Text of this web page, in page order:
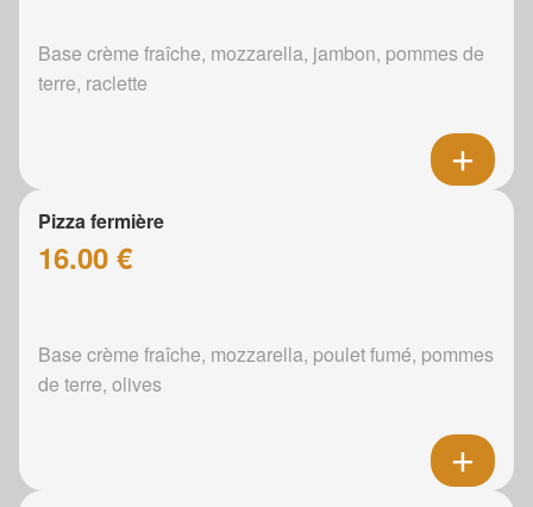
Base crème fraîche, mozzarella, jambon, pommes de
terre, raclette
Pizza fermière
16.00 €
Base crème fraîche, mozzarella, poulet fumé, pommes
de terre, olives